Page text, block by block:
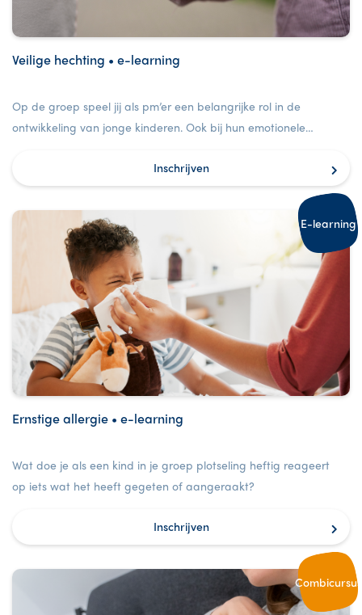
Veilige hechting • e-learning
Op de groep speel jij als pm’er een belangrijke rol in de
ontwikkeling van jonge kinderen. Ook bij hun emotionele
Inschrijven
E-learning
Ernstige allergie • e-learning
Wat doe je als een kind in je groep plotseling heftig reageert
op iets wat het heeft gegeten of aangeraakt?
Inschrijven
Combicursus